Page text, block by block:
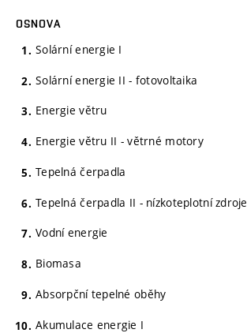
OSNOVA
Solární energie I
Solární energie II - fotovoltaika
Energie větru
Energie větru II - větrné motory
Tepelná čerpadla
Tepelná čerpadla II - nízkoteplotní zdroje
Vodní energie
Biomasa
Absorpční tepelné oběhy
Akumulace energie I